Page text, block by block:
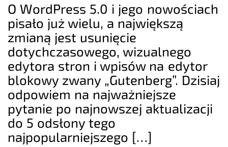
O WordPress 5.0 i jego nowościach
pisało już wielu, a największą
zmianą jest usunięcie
dotychczasowego, wizualnego
edytora stron i wpisów na edytor
blokowy zwany „Gutenberg”. Dzisiaj
odpowiem na najważniejsze
pytanie po najnowszej aktualizacji
do 5 odsłony tego
najpopularniejszego […]